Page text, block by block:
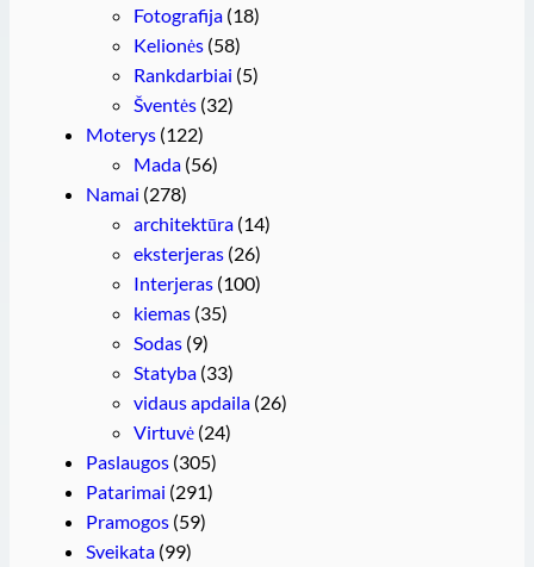
Fotografija (18)
Kelionės (58)
Rankdarbiai (5)
Šventės (32)
Moterys (122)
Mada (56)
Namai (278)
architektūra (14)
eksterjeras (26)
Interjeras (100)
kiemas (35)
Sodas (9)
Statyba (33)
vidaus apdaila (26)
Virtuvė (24)
Paslaugos (305)
Patarimai (291)
Pramogos (59)
Sveikata (99)